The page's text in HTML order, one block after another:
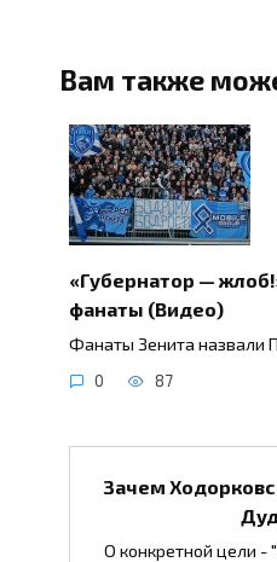
Вам также
«Губернатор —
фанаты (Видео)
Фанаты Зенита назвали
0 87
Зачем
О конкретной цели -